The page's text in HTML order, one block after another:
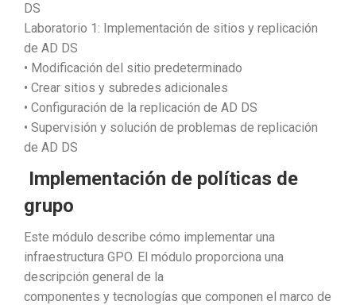
DS
Laboratorio 1: Implementación de sitios y replicación
de AD DS
• Modificación del sitio predeterminado
• Crear sitios y subredes adicionales
• Configuración de la replicación de AD DS
• Supervisión y solución de problemas de replicación
de AD DS
Implementación de políticas de
grupo
Este módulo describe cómo implementar una
infraestructura GPO. El módulo proporciona una
descripción general de la
componentes y tecnologías que componen el marco de